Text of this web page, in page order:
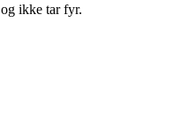
ikke tar fyr.